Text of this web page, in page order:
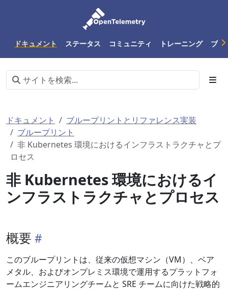
ドキュメント ステータス コミュニティ トレーニング ブロ
ドキュメント
ブループリントとリファレンス実装
ブループリント
非 Kubernetes 環境におけるインフラストラクチャとプ
ロセス
非 Kubernetes 環境におけるイ
ンフラストラクチャとプロセス
概要
このブループリントは、従来の仮想マシン（VM）、ベア
メタル、およびオンプレミス環境で運用するプラットフォ
ームエンジニアリングチームと SRE チームに向けた戦略的